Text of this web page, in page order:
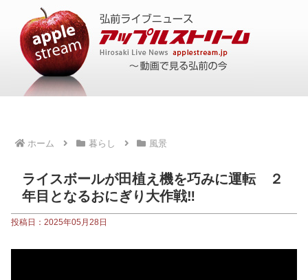
ホーム 暮らし 風景
ライスボールが田植え機を巧みに運転 ２
年目となるおにぎり大作戦‼
投稿日：2025年05月28日